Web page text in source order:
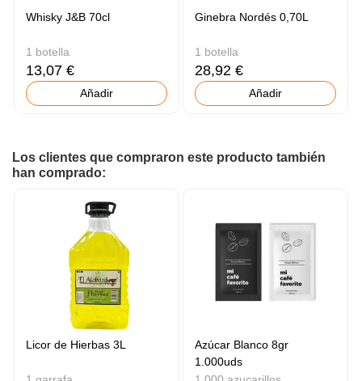
Whisky J&B 70cl
1 botella
13,07 €
Añadir
Ginebra Nordés 0,70L
1 botella
28,92 €
Añadir
Los clientes que compraron este producto también
han comprado:
Licor de Hierbas 3L
Azúcar Blanco 8gr
1.000uds